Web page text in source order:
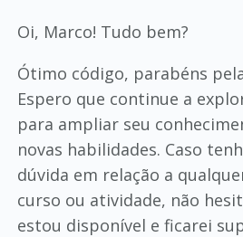
Oi, Marco! Tudo bem?
Ótimo código, parabéns
Espero que continue a
para ampliar seu
novas habilidades. Caso
dúvida em relação a
curso ou atividade, não
estou disponível e ficarei